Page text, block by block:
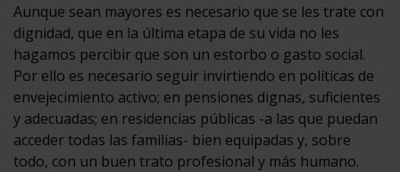
Aunque sean mayores es necesario que se les trate con
dignidad, que en la última etapa de su vida no les
hagamos percibir que son un estorbo o gasto social.
Por ello es necesario seguir invirtiendo en políticas de
envejecimiento activo; en pensiones dignas, suficientes
y adecuadas; en residencias públicas -a las que puedan
acceder todas las familias- bien equipadas y, sobre
todo, con un buen trato profesional y más humano.